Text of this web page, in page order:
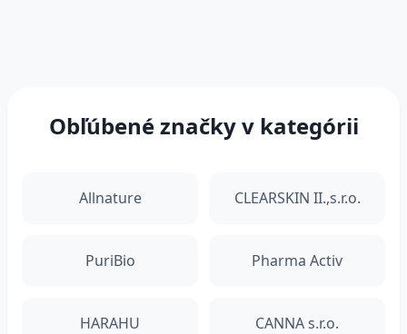
Obľúbené značky v kategórii
Allnature CLEARSKIN II.,s.r.o.
PuriBio Pharma Activ
HARAHU CANNA s.r.o.